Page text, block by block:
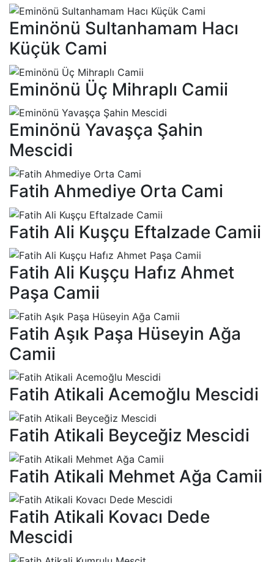
Eminönü Sultanhamam Hacı
Küçük Cami
Eminönü Üç Mihraplı Camii
Eminönü Yavaşça Şahin
Mescidi
Fatih Ahmediye Orta Cami
Fatih Ali Kuşçu Eftalzade Camii
Fatih Ali Kuşçu Hafız Ahmet
Paşa Camii
Fatih Aşık Paşa Hüseyin Ağa
Camii
Fatih Atikali Acemoğlu Mescidi
Fatih Atikali Beyceğiz Mescidi
Fatih Atikali Mehmet Ağa Camii
Fatih Atikali Kovacı Dede
Mescidi